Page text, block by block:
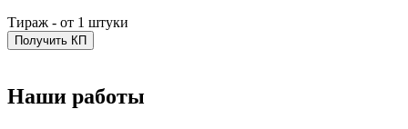
Тираж - от 1 штуки
Получить КП
Наши работы